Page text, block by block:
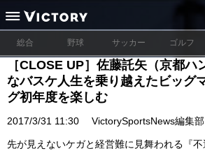
総合 野球 サッカー ゴルフ
［CLOSE UP］佐藤託矢（京都ハ
なバスケ人生を乗り越えたビッグ
グ初年度を楽しむ
2017/3/31 11:30 VictorySportsNews編集部
先が見えないケガと経営難に見舞われる『